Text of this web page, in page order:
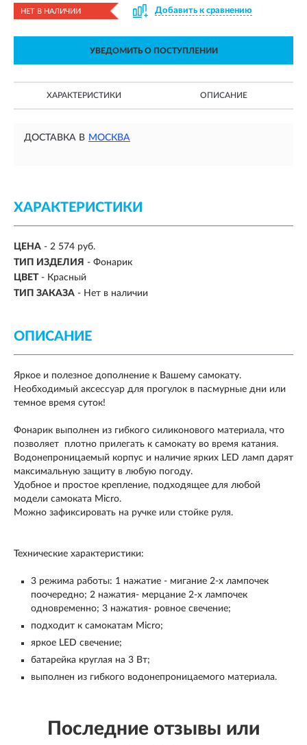
НЕТ В НАЛИЧИИ Добавить к сравнению
УВЕДОМИТЬ О ПОСТУПЛЕНИИ
ХАРАКТЕРИСТИКИ ОПИСАНИЕ
ДОСТАВКА В МОСКВА
ХАРАКТЕРИСТИКИ
ЦЕНА - 2 574 руб.
ТИП ИЗДЕЛИЯ - Фонарик
ЦВЕТ - Красный
ТИП ЗАКАЗА - Нет в наличии
ОПИСАНИЕ
Яркое и полезное дополнение к Вашему самокату.
Необходимый аксессуар для прогулок в пасмурные дни или
темное время суток!
Фонарик выполнен из гибкого силиконового материала, что
позволяет плотно прилегать к самокату во время катания.
Водонепроницаемый корпус и наличие ярких LED ламп дарят
максимальную защиту в любую погоду.
Удобное и простое крепление, подходящее для любой
модели самоката Micro.
Можно зафиксировать на ручке или стойке руля.
Технические характеристики:
3 режима работы: 1 нажатие - мигание 2-х лампочек
поочередно; 2 нажатия- мерцание 2-х лампочек
одновременно; 3 нажатия- ровное свечение;
подходит к самокатам Micro;
яркое LED свечение;
батарейка круглая на 3 Вт;
выполнен из гибкого водонепроницаемого материала.
Последние отзывы или